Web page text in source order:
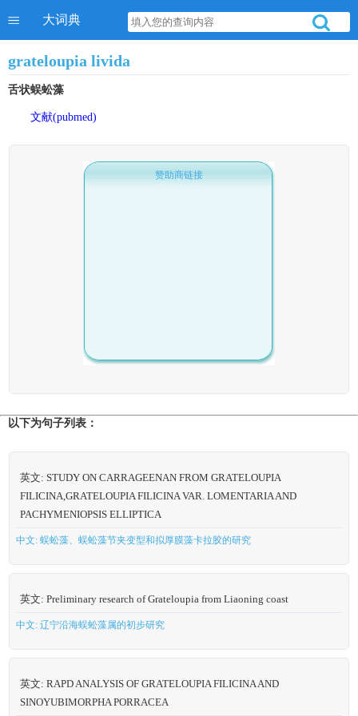
大词典
grateloupia livida
舌状蜈蚣藻
文献(pubmed)
赞助商链接
以下为句子列表：
英文: STUDY ON CARRAGEENAN FROM GRATELOUPIA
FILICINA,GRATELOUPIA FILICINA VAR. LOMENTARIA AND
PACHYMENIOPSIS ELLIPTICA
中文: 蜈蚣藻、蜈蚣藻节夹变型和拟厚膜藻卡拉胶的研究
英文: Preliminary research of Grateloupia from Liaoning coast
中文: 辽宁沿海蜈蚣藻属的初步研究
英文: RAPD ANALYSIS OF GRATELOUPIA FILICINA AND
SINOYUBIMORPHA PORRACEA